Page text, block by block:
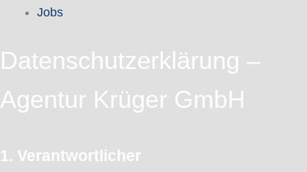
Jobs
Datenschutzerklärung –
Agentur Krüger GmbH
1. Verantwortlicher